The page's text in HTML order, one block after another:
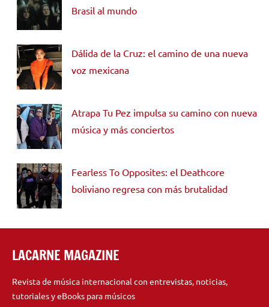
Brasil al mundo
Dálida de la Cruz: el camino de una nueva
voz mexicana
Atrapa Tu Pez impulsa su camino con nueva
música y más conciertos
Fearless To Opposites: el Deathcore
boliviano regresa con más brutalidad
LACARNE MAGAZINE
Revista de música internacional con entrevistas, noticias,
tutoriales y eBooks para músicos